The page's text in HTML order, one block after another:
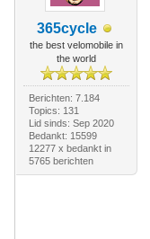
365cycle
the best velomobile in
the world
Berichten: 7.184
Topics: 131
Lid sinds: Sep 2020
Bedankt: 15599
12277 x bedankt in
5765 berichten